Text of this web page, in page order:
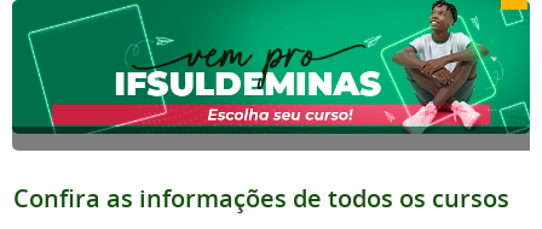
Confira as informações de todos os cursos